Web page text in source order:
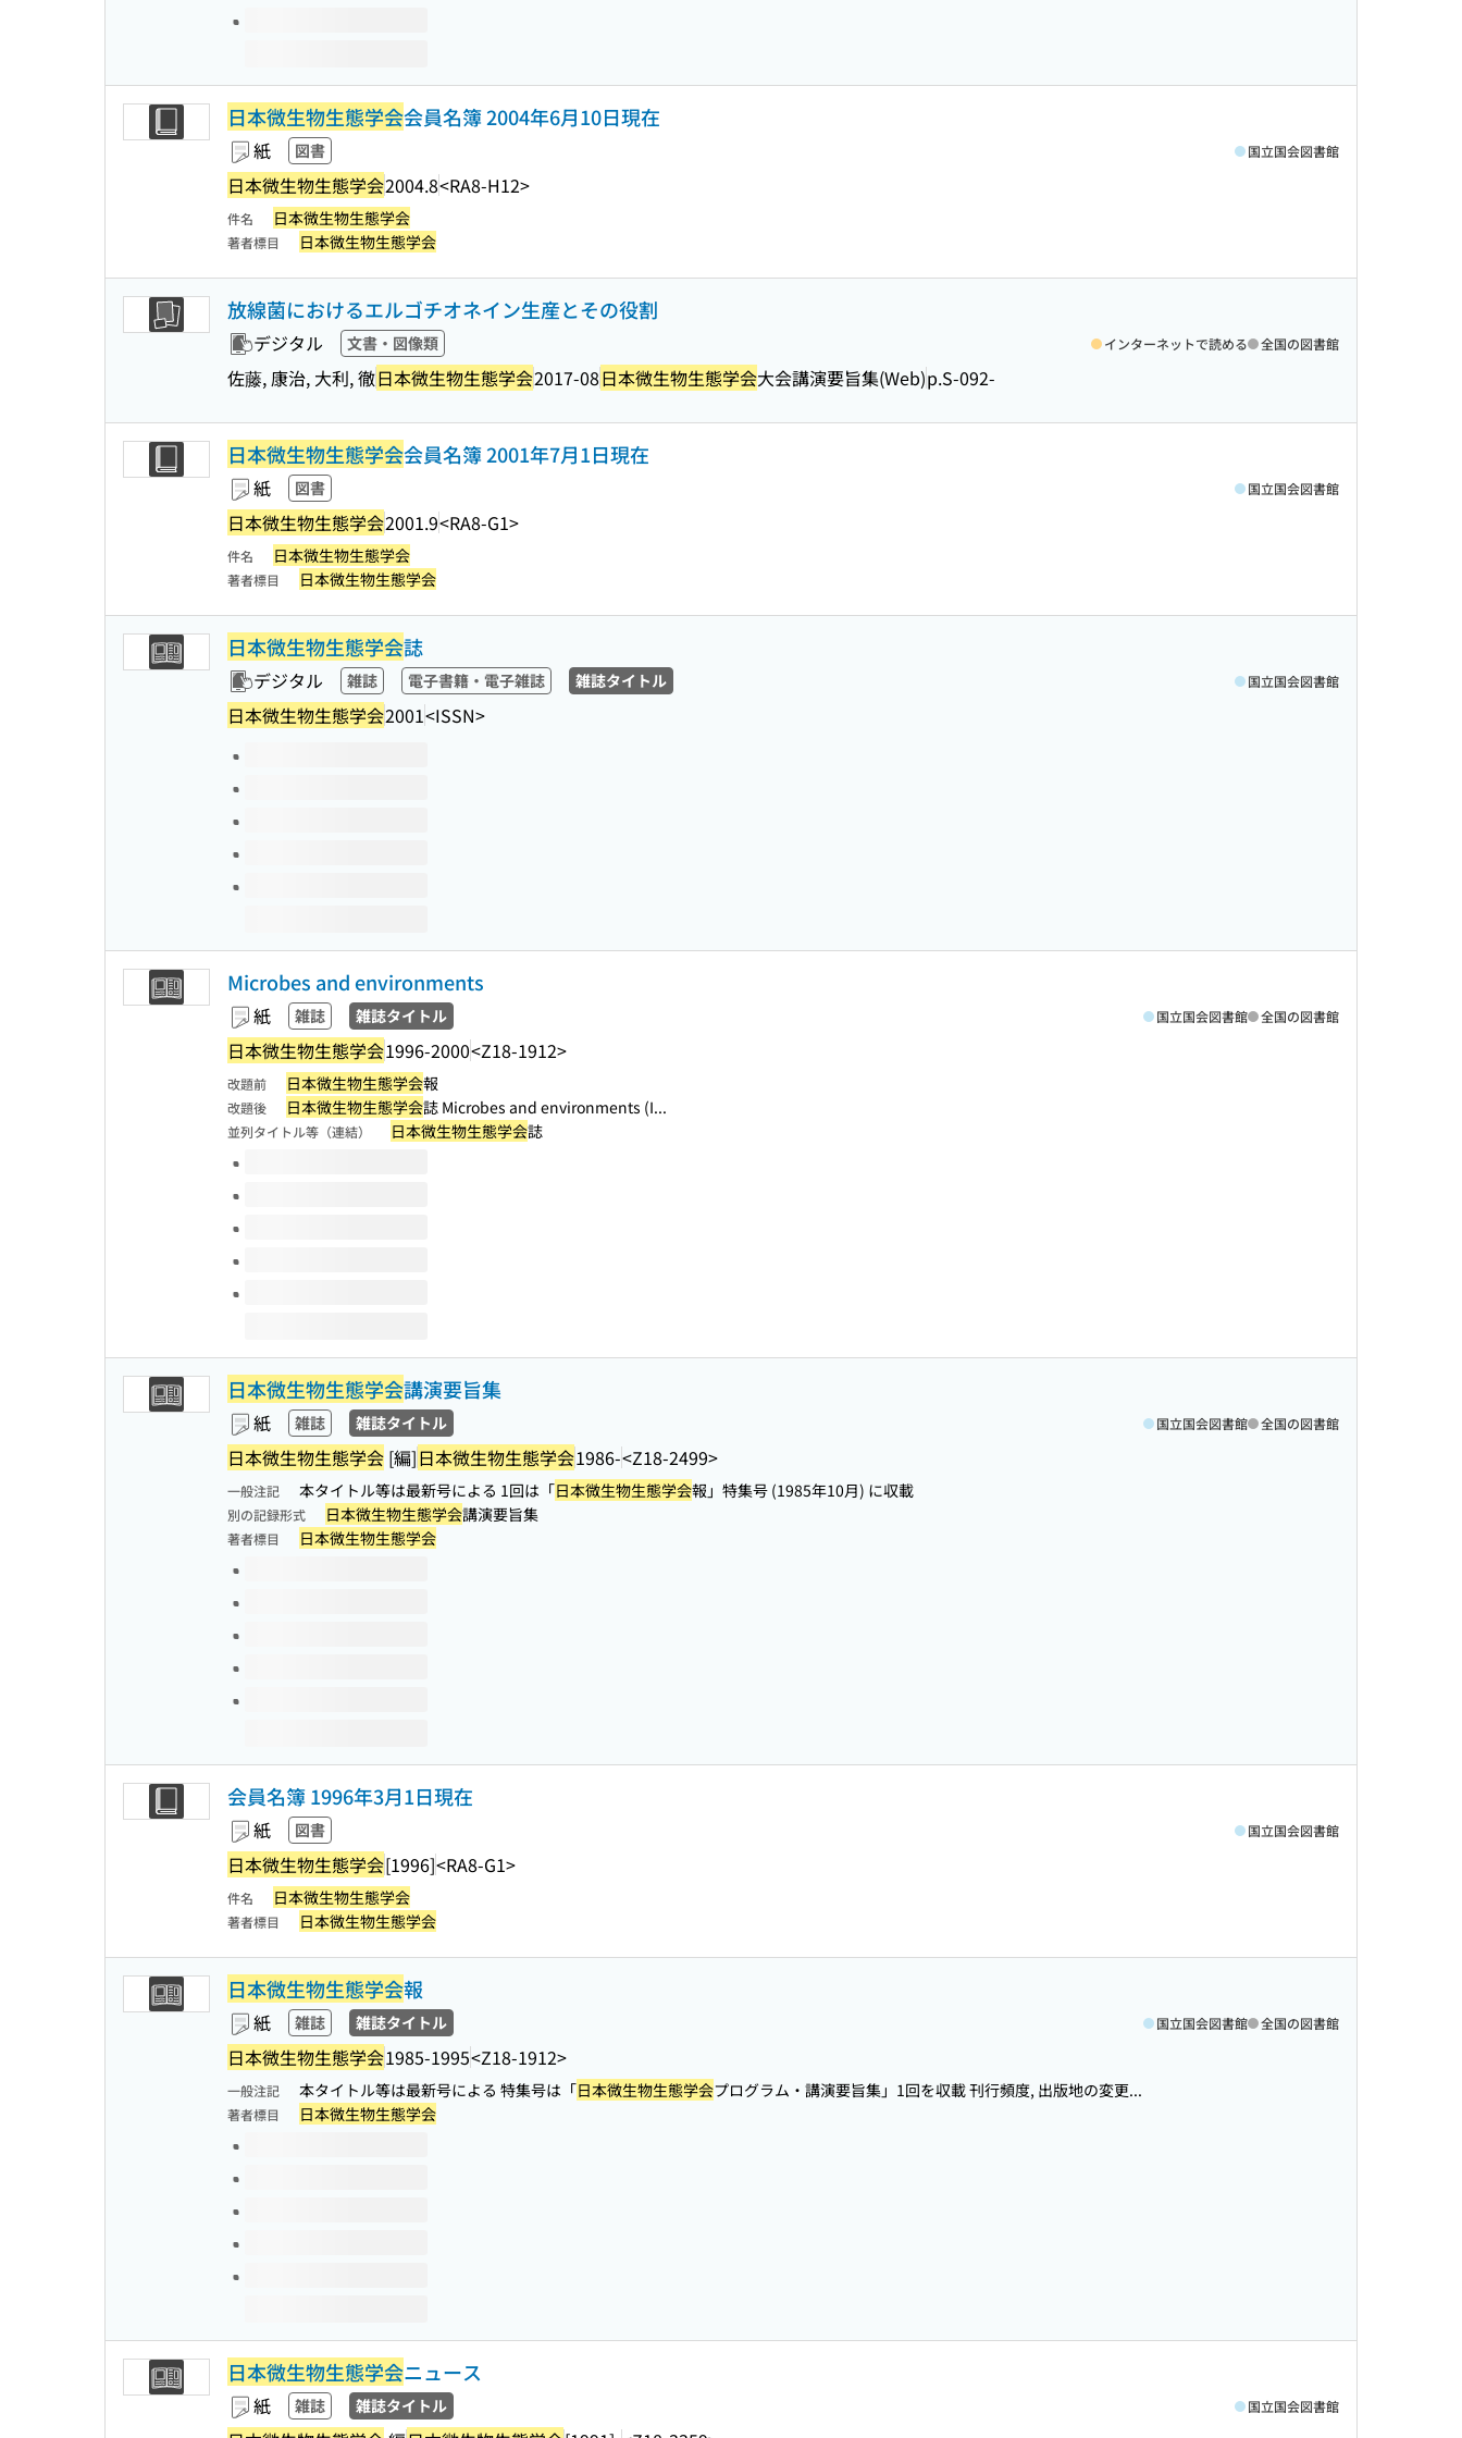
日本微生物生態学会会員名簿 2004年6月10日現在
紙 図書
日本微生物生態学会2004.8<RA8-H12>
国立国会図書館
件名 日本微生物生態学会
著者標目 日本微生物生態学会
放線菌におけるエルゴチオネイン生産とその役割
デジタル 文書・図像類
佐藤, 康治, 大利, 徹日本微生物生態学会2017-08日本微生物生態学会大会講演要旨集(Web)p.S-092-
インターネットで読める 全国の図書館
日本微生物生態学会会員名簿 2001年7月1日現在
紙 図書
日本微生物生態学会2001.9<RA8-G1>
国立国会図書館
件名 日本微生物生態学会
著者標目 日本微生物生態学会
日本微生物生態学会誌
デジタル 雑誌 電子書籍・電子雑誌 雑誌タイトル
日本微生物生態学会2001<ISSN>
国立国会図書館
このタイトルの巻号
Microbes and environments
紙 雑誌 雑誌タイトル
日本微生物生態学会1996-2000<Z18-1912>
国立国会図書館 全国の図書館
改題前 日本微生物生態学会報
改題後 日本微生物生態学会誌 Microbes and environments (I...
並列タイトル等（連結） 日本微生物生態学会誌
このタイトルの巻号
日本微生物生態学会講演要旨集
紙 雑誌 雑誌タイトル
日本微生物生態学会 [編]日本微生物生態学会1986-<Z18-2499>
国立国会図書館 全国の図書館
一般注記 本タイトル等は最新号による 1回は「日本微生物生態学会報」特集号 (1985年10月) に収載
別の記録形式 日本微生物生態学会講演要旨集
著者標目 日本微生物生態学会
このタイトルの巻号
会員名簿 1996年3月1日現在
紙 図書
日本微生物生態学会[1996]<RA8-G1>
国立国会図書館
件名 日本微生物生態学会
著者標目 日本微生物生態学会
日本微生物生態学会報
紙 雑誌 雑誌タイトル
日本微生物生態学会1985-1995<Z18-1912>
国立国会図書館 全国の図書館
一般注記 本タイトル等は最新号による 特集号は「日本微生物生態学会プログラム・講演要旨集」1回を収載 刊行頻度, 出版地の変更...
著者標目 日本微生物生態学会
このタイトルの巻号
日本微生物生態学会ニュース
紙 雑誌 雑誌タイトル 国立国会図書館